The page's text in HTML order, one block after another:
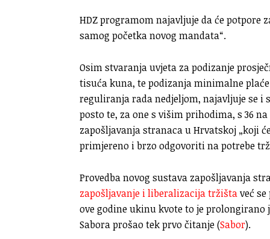
HDZ programom najavljuje da će potpore
samog početka novog mandata“.
Osim stvaranja uvjeta za podizanje
tisuća kuna, te podizanja minimalne
reguliranja rada nedjeljom, najavljuje se i
posto te, za one s višim prihodima, s 36
zapošljavanja stranaca u Hrvatskoj „koji
primjereno i brzo odgovoriti na potrebe
Provedba novog sustava zapošljavanja
zapošljavanje i liberalizacija tržištaveć
ove godine ukinu kvote to je
Sabora prošao tek prvo čitanje (Sabor).